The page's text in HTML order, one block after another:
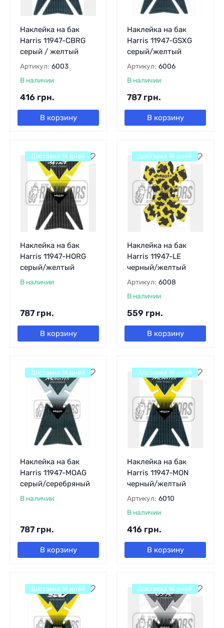
Наклейка на бак
Harris 11947-CBRG
серый / желтый
Артикул: 6003
В наличии
416 грн.
В корзину
Наклейка на бак
Harris 11947-GSXG
серый/желтый
Артикул: 6006
В наличии
787 грн.
В корзину
Наклейка на бак
Harris 11947-HORG
серый/желтый
В наличии
787 грн.
В корзину
Доставка 14 дней
Наклейка на бак
Harris 11947-LE
черный/желтый
Артикул: 6008
В наличии
559 грн.
В корзину
Доставка 14 дней
Наклейка на бак
Harris 11947-MOAG
серый/серебряный
В наличии
787 грн.
В корзину
Доставка 14 дней
Наклейка на бак
Harris 11947-MON
черный/желтый
Артикул: 6010
В наличии
416 грн.
В корзину
Доставка 14 дней
Доставка 14 дней Доставка 14 дней